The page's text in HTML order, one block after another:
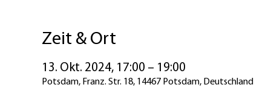
Zeit & Ort
13. Okt. 2024, 17:00 – 19:00
Potsdam, Franz. Str. 18, 14467 Potsdam, Deutschland